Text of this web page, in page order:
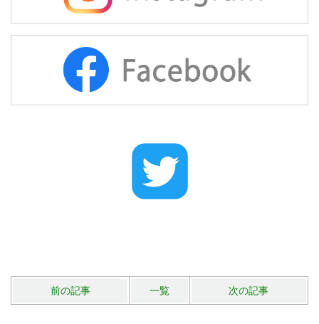
前の記事 一覧 次の記事